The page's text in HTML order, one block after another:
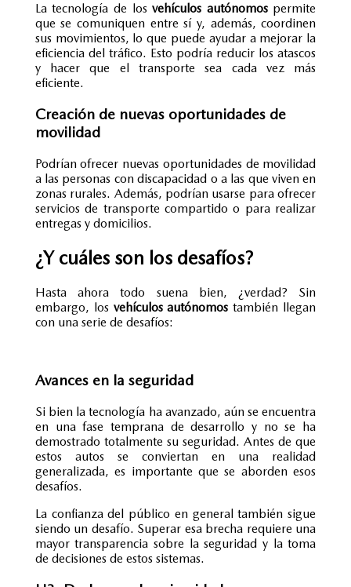
La tecnología de losvehículos autónomospermite
que se comuniquen entre sí y, además, coordinen
sus movimientos, lo que puede ayudar a mejorar la
eficiencia del tráfico. Esto podría reducir los atascos
y hacer que el transporte sea cada vez más
eficiente.
Creación de nuevas oportunidades de
movilidad
Podrían ofrecer nuevas oportunidades de movilidad
a las personas con discapacidad o a las que viven en
zonas rurales. Además, podrían usarse para ofrecer
servicios de transporte compartido o para realizar
entregas y domicilios.
¿Y cuáles son los desafíos?
Hasta ahora todo suena bien, ¿verdad? Sin
embargo, los vehículos autónomos también llegan
con una serie de desafíos:
Avances en la seguridad
Si bien la tecnología ha avanzado, aún se encuentra
en una fase temprana de desarrollo y no se ha
demostrado totalmente su seguridad. Antes de que
estos autos se conviertan en una realidad
generalizada, es importante que se aborden esos
desafíos.
La confianza del público en general también sigue
siendo un desafío. Superar esa brecha requiere una
mayor transparencia sobre la seguridad y la toma
de decisiones de estos sistemas.